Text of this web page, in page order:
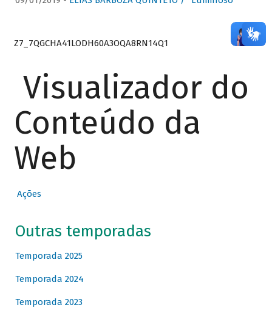
Z7_7QGCHA41LODH60A3OQA8RN14Q1
Visualizador do
Conteúdo da
Web
Ações
Outras temporadas
Temporada 2025
Temporada 2024
Temporada 2023